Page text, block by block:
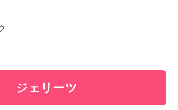
ジェリーツ